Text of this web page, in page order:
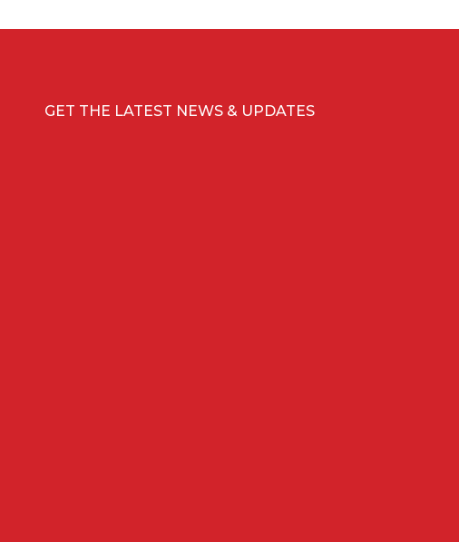
GET THE LATEST NEWS & UPDATES